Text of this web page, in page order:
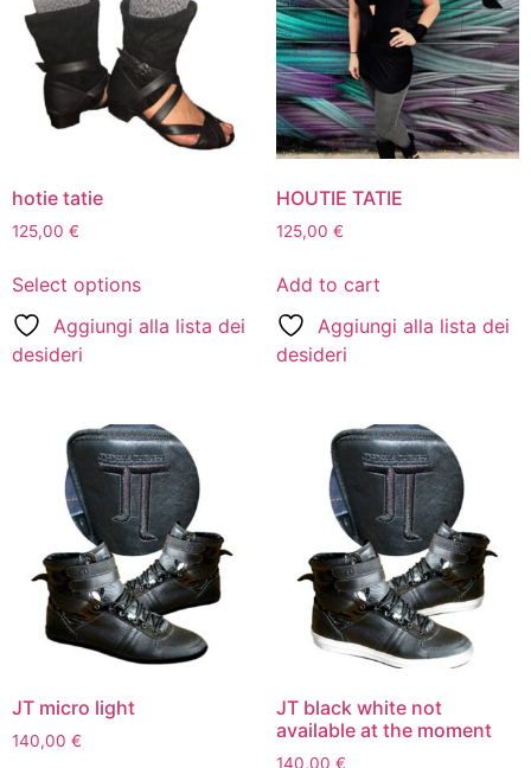
hotie tatie
125,00 €
Select options
Aggiungi alla lista dei
desideri
HOUTIE TATIE
125,00 €
Add to cart
Aggiungi alla lista dei
desideri
JT micro light
140,00 €
JT black white not
available at the moment
140,00 €